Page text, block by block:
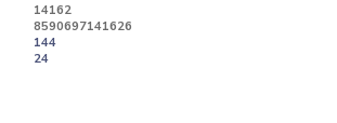
14162
8590697141626
144
24